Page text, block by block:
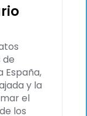
de
España,
y la
el
los